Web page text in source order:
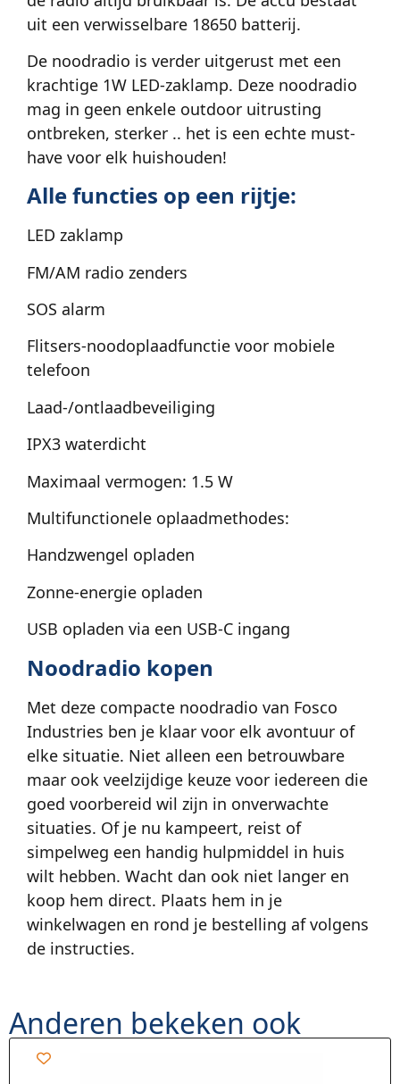
uit een verwisselbare 18650 batterij.
De noodradio is verder uitgerust met een
krachtige 1W LED-zaklamp. Deze noodradio
mag in geen enkele outdoor uitrusting
ontbreken, sterker .. het is een echte must-
have voor elk huishouden!
Alle functies op een rijtje:
LED zaklamp
FM/AM radio zenders
SOS alarm
Flitsers-noodoplaadfunctie voor mobiele
telefoon
Laad-/ontlaadbeveiliging
IPX3 waterdicht
Maximaal vermogen: 1.5 W
Multifunctionele oplaadmethodes:
Handzwengel opladen
Zonne-energie opladen
USB opladen via een USB-C ingang
Noodradio kopen
Met deze compacte noodradio van Fosco
Industries ben je klaar voor elk avontuur of
elke situatie. Niet alleen een betrouwbare
maar ook veelzijdige keuze voor iedereen die
goed voorbereid wil zijn in onverwachte
situaties. Of je nu kampeert, reist of
simpelweg een handig hulpmiddel in huis
wilt hebben. Wacht dan ook niet langer en
koop hem direct. Plaats hem in je
winkelwagen en rond je bestelling af volgens
de instructies.
Anderen bekeken ook